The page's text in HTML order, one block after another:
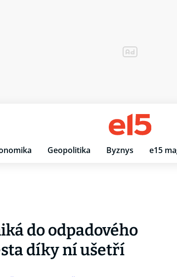
Geopolitika Byznys e15
do odpadového
díky ní ušetří